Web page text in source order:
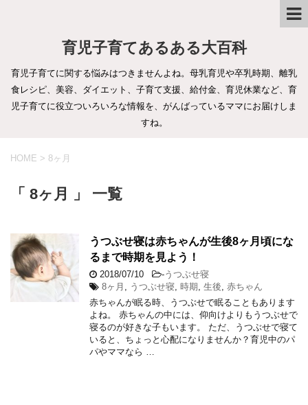
育児子育てあるある大百科
育児子育てに関する悩みはつきませんよね。母乳育児や卒乳時期、離乳
食レシピ、美容、ダイエット、子育て支援、給付金、育児休業など、育
児子育てに役立ついろいろな情報を、がんばっているママにお届けしま
すね。
HOME > 8ヶ月
「 8ヶ月 」 一覧
うつぶせ寝は赤ちゃんが生後8ヶ月頃にな
るまで時期を見よう！
2018/07/10 -うつぶせ寝
8ヶ月
うつぶせ寝 時期 生後 赤ちゃん
赤ちゃんが眠る時、うつぶせで眠ることもあります
よね。 赤ちゃんの中には、仰向けよりもうつぶせで
寝るのが好きな子もいます。 ただ、うつぶせで寝て
いると、ちょっと心配になりませんか？育児中のパ
パやママなら …